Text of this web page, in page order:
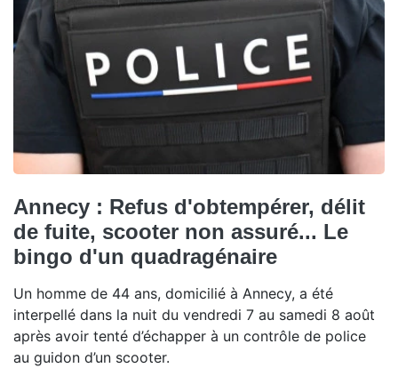
Annecy : Refus d'obtempérer, délit
de fuite, scooter non assuré... Le
bingo d'un quadragénaire
Un homme de 44 ans, domicilié à Annecy, a été
interpellé dans la nuit du vendredi 7 au samedi 8 août
après avoir tenté d’échapper à un contrôle de police
au guidon d’un scooter.